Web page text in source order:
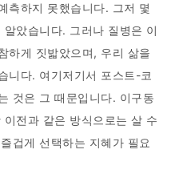
측하지 못했습니다. 그저 몇
았습니다. 그러나 질병은 이
하게 짓밟았으며, 우리 삶을
니다. 여기저기서 포스트-코
것은 그 때문입니다. 이구동
전과 같은 방식으로는 살 수
겁게 선택하는 지혜가 필요